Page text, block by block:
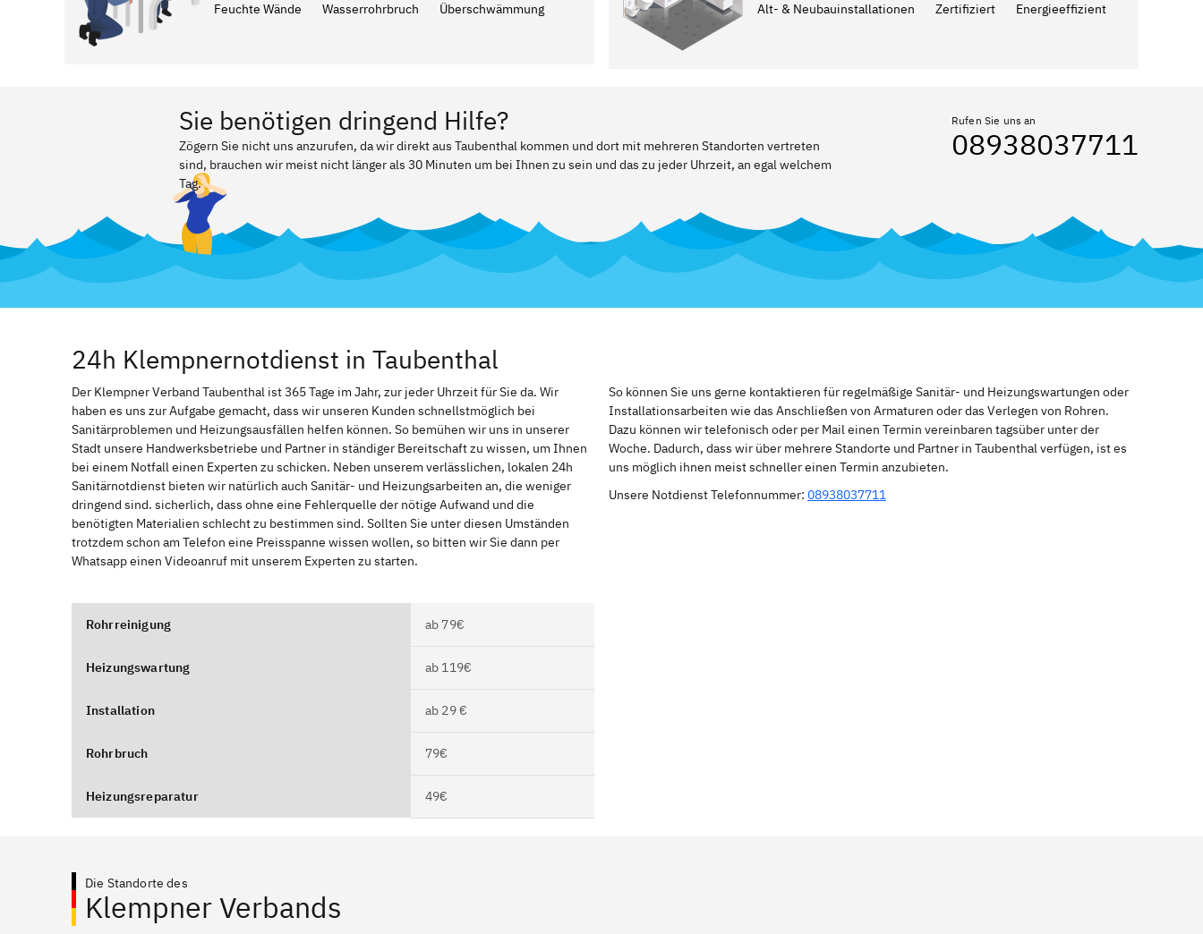
Feuchte Wände
Wasserrohrbruch Überschwämmung
Alt- & Neubauinstallationen
Zertifiziert Energieeffizient
Sie benötigen dringend Hilfe?
Zögern Sie nicht uns anzurufen, da wir direkt aus Taubenthal kommen und dort mit mehreren Standorten vertreten
sind, brauchen wir meist nicht länger als 30 Minuten um bei Ihnen zu sein und das zu jeder Uhrzeit, an egal welchem
Tag.
Rufen Sie uns an
08938037711
24h Klempnernotdienst in Taubenthal
Der Klempner Verband Taubenthal ist 365 Tage im Jahr, zur jeder Uhrzeit für Sie da. Wir
haben es uns zur Aufgabe gemacht, dass wir unseren Kunden schnellstmöglich bei
Sanitärproblemen und Heizungsausfällen helfen können. So bemühen wir uns in unserer
Stadt unsere Handwerksbetriebe und Partner in ständiger Bereitschaft zu wissen, um Ihnen
bei einem Notfall einen Experten zu schicken. Neben unserem verlässlichen, lokalen 24h
Sanitärnotdienst bieten wir natürlich auch Sanitär- und Heizungsarbeiten an, die weniger
dringend sind. sicherlich, dass ohne eine Fehlerquelle der nötige Aufwand und die
benötigten Materialien schlecht zu bestimmen sind. Sollten Sie unter diesen Umständen
trotzdem schon am Telefon eine Preisspanne wissen wollen, so bitten wir Sie dann per
Whatsapp einen Videoanruf mit unserem Experten zu starten.
So können Sie uns gerne kontaktieren für regelmäßige Sanitär- und Heizungswartungen oder
Installationsarbeiten wie das Anschließen von Armaturen oder das Verlegen von Rohren.
Dazu können wir telefonisch oder per Mail einen Termin vereinbaren tagsüber unter der
Woche. Dadurch, dass wir über mehrere Standorte und Partner in Taubenthal verfügen, ist es
uns möglich ihnen meist schneller einen Termin anzubieten.
Unsere Notdienst Telefonnummer: 08938037711
Rohrreinigung ab 79€
Heizungswartung ab 119€
Installation ab 29 €
Rohrbruch 79€
Heizungsreparatur 49€
Die Standorte des
Klempner Verbands